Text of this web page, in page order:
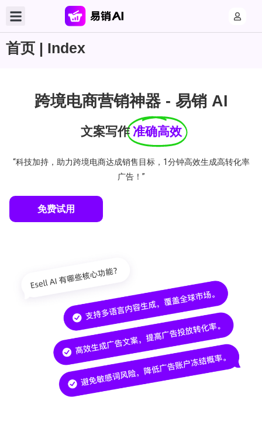
首页 | Index
跨境电商营销神器 - 易销 AI
文案写作 准确高效
“科技加持，助力跨境电商达成销售目标，1分钟高效生成高转化率
广告！”
免费试用